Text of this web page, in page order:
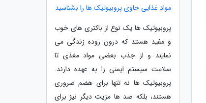
مواد غذایی حاوی پروبیوتیک ها را بشناسید
پروبیوتیک ها یک نوع از باکتری های خوب
و مفید هستد که درون روده زندگی می
نمایند و از جذب بعضی مواد مغذی تا
سلامت سیستم ایمنی را به عهده دارند.
پروبیوتیک ها نه تنها برای هضم ضروری
هستند، بلکه صد ها مزیت دیگر نیز برای